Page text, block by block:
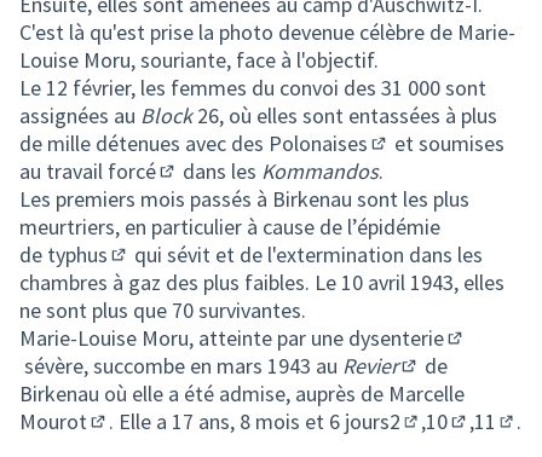
C'est là qu'est prise la photo devenue célèbre de Marie-
Louise Moru, souriante, face à l'objectif.
Le 12 février, les femmes du convoi des 31 000 sont
assignées au Block26, où elles sont entassées à plus
de mille détenues avec des Polonaises
(Lien externe)
et soumises
au travail forcé
(Lien externe)
dans les Kommandos.
Les premiers mois passés à Birkenau sont les plus
meurtriers, en particulier à cause de l’épidémie
de typhus
(Lien externe)
qui sévit et de l'extermination dans les
chambres à gaz des plus faibles. Le 10 avril 1943, elles
ne sont plus que 70 survivantes.
Marie-Louise Moru, atteinte par une dysenterie
(Lien
sévère, succombe en mars 1943 au Revier
(Lien externe)
de
Birkenau où elle a été admise, auprès de Marcelle
Mourot
. Elle a 17 ans, 8 mois et 6 jours2
(Lien externe)
,10
(Lien
,11 .